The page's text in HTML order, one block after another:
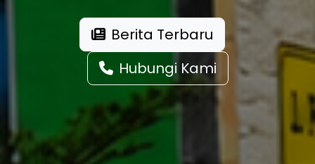
Berita Terbaru
Hubungi Kami